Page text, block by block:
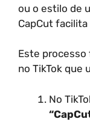
ou o estilo de
CapCut facilita
Este processo
no TikTok que
No